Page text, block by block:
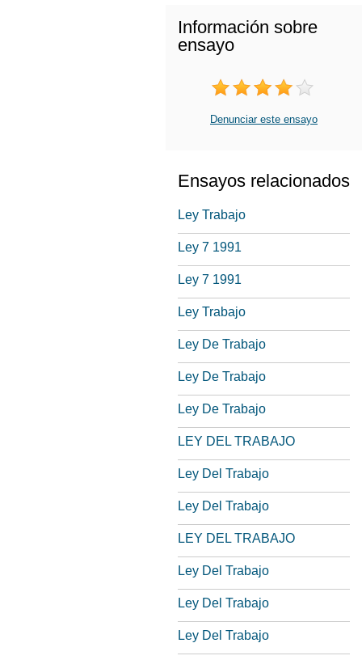
Información sobre
ensayo
Denunciar este ensayo
Ensayos relacionados
Ley Trabajo
Ley 7 1991
Ley 7 1991
Ley Trabajo
Ley De Trabajo
Ley De Trabajo
Ley De Trabajo
LEY DEL TRABAJO
Ley Del Trabajo
Ley Del Trabajo
LEY DEL TRABAJO
Ley Del Trabajo
Ley Del Trabajo
Ley Del Trabajo